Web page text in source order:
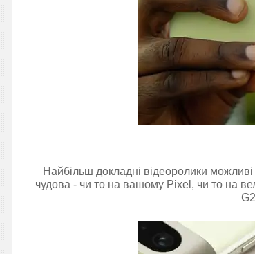
Найбільш докладні відеоролики
чудова - чи то на вашому Pixel, чи то на